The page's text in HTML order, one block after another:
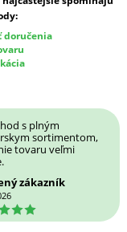
doručenia
s plným
sortimentom,
tovaru veľmi
zákazník